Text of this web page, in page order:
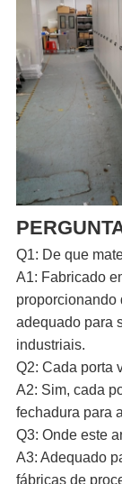
Q1: De que
A1: Fabricado
proporcionando
adequado para
industriais.
Q2: Cada porta
A2: Sim, cada
fechadura para
Q3: Onde este
A3: Adequado
fábricas de